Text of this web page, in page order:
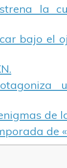
la
bajo el
de
de